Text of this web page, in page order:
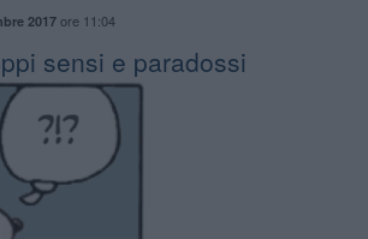
2017ore 11:04
sensi e paradossi